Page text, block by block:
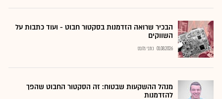
הבכיר שרואה הזדמנות בסקטור חבוט - ועוד כתבות על
השווקים
01.08.2026 כתבי גלובס
מנהל ההשקעות שבטוח: זה הסקטור החבוט שהפך
להזדמנות